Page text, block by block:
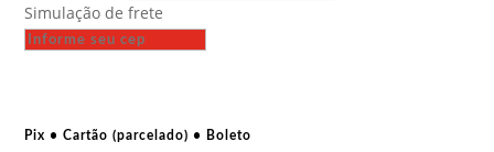
-
Lenin
trabalhadores
Simulação de frete
Pix • Cartão (parcelado) • Boleto